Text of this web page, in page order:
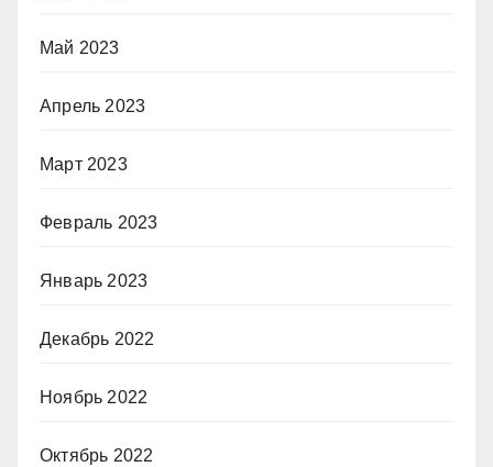
Май 2023
Апрель 2023
Март 2023
Февраль 2023
Январь 2023
Декабрь 2022
Ноябрь 2022
Октябрь 2022